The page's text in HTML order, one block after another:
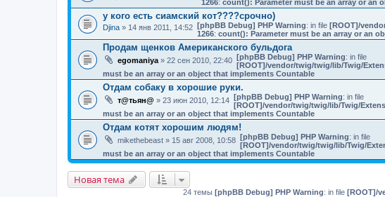
1266: count(): Parameter must be an array or an
у кого есть сиамский кот????срочно)
Djina » 14 янв 2011, 14:52 [phpBB Debug] PHP Warning: in file [ROOT]/
1266: count(): Parameter must be an array or an
Продам щенков Американского бульдога
egomaniya » 22 сен 2010, 22:40 [phpBB Debug] PHP Warning: in file
[ROOT]/vendor/twig/twig/lib/Twig/
must be an array or an object that implements Countable
Отдам собаку в хорошие руки.
т@тьян@ » 23 июн 2010, 12:14 [phpBB Debug] PHP Warning: in file
[ROOT]/vendor/twig/twig/lib/Twig/
must be an array or an object that implements Countable
Отдам котят хорошим людям!
mikethebeast » 15 авг 2008, 10:58 [phpBB Debug] PHP Warning: in file
[ROOT]/vendor/twig/twig/lib/Twig/
must be an array or an object that implements Countable
Новая тема
24 темы [phpBB Debug] PHP Warning: in file [ROOT]/